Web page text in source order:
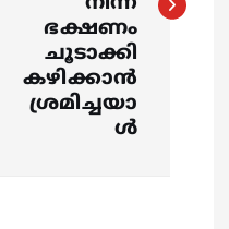
ഭക്ഷണം
ചൂടാക്കി
കഴിക്കാൻ
ശ്രമിച്ചയാ
ൾ